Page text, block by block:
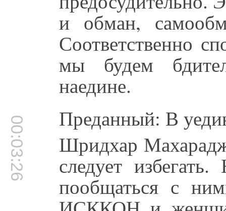
и обман,
Соответственно
мы будем
наедине.
00:03:26
Преданный: В
Шридхар
следует
пообщаться с